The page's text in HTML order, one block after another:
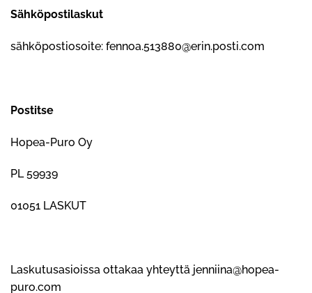
Sähköpostilaskut
sähköpostiosoite: fennoa.513880@erin.posti.com
Postitse
Hopea-Puro Oy
PL 59939
01051 LASKUT
Laskutusasioissa ottakaa yhteyttä jenniina@hopea-
puro.com